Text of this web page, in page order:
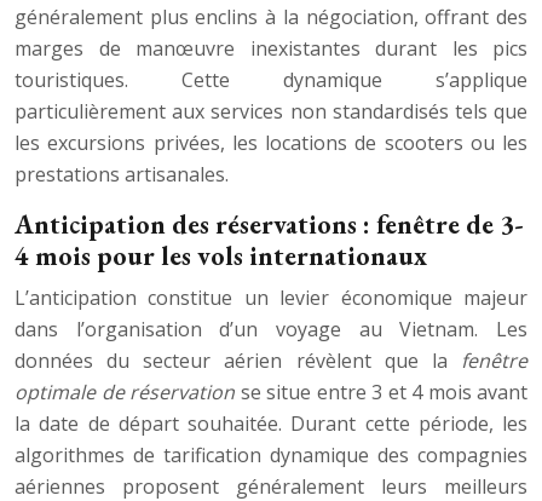
généralement plus enclins à la négociation, offrant des
marges de manœuvre inexistantes durant les pics
touristiques. Cette dynamique s’applique
particulièrement aux services non standardisés tels que
les excursions privées, les locations de scooters ou les
prestations artisanales.
Anticipation des réservations : fenêtre de 3-
4 mois pour les vols internationaux
L’anticipation constitue un levier économique majeur
dans l’organisation d’un voyage au Vietnam. Les
données du secteur aérien révèlent que la fenêtre
optimale de réservation se situe entre 3 et 4 mois avant
la date de départ souhaitée. Durant cette période, les
algorithmes de tarification dynamique des compagnies
aériennes proposent généralement leurs meilleurs